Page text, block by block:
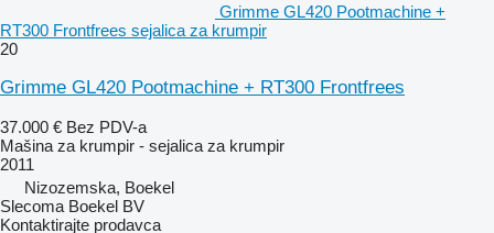
Grimme GL420 Pootmachine +
RT300 Frontfrees sejalica za krumpir
20
Grimme GL420 Pootmachine + RT300 Frontfrees
37.000 € Bez PDV-a
Mašina za krumpir - sejalica za krumpir
2011
Nizozemska, Boekel
Slecoma Boekel BV
Kontaktirajte prodavca